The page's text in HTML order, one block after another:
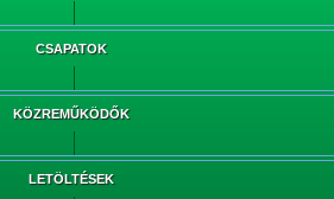
CSAPATOK
KÖZREMŰKÖDŐK
LETÖLTÉSEK